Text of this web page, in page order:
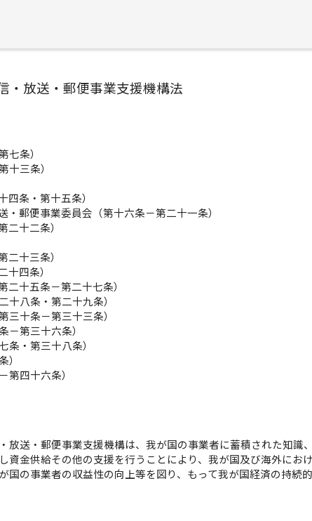
・放送・郵便事業支援機構法
条）
三条）
条・第十五条）
郵便事業委員会（第十六条－第二十一条）
十二条）
十三条）
四条）
十五条－第二十七条）
八条・第二十九条）
十条－第三十三条）
第三十六条）
・第三十八条）
）
四十六条）
放送・郵便事業支援機構は、我が国の事業者に蓄積された知識
資金供給その他の支援を行うことにより、我が国及び海外にお
国の事業者の収益性の向上等を図り、もって我が国経済の持続